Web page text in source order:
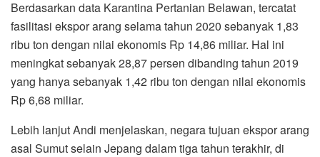
Berdasarkan data Karantina Pertanian Belawan, tercatat
fasilitasi ekspor arang selama tahun 2020 sebanyak 1,83
ribu ton dengan nilai ekonomis Rp 14,86 miliar. Hal ini
meningkat sebanyak 28,87 persen dibanding tahun 2019
yang hanya sebanyak 1,42 ribu ton dengan nilai ekonomis
Rp 6,68 miliar.
Lebih lanjut Andi menjelaskan, negara tujuan ekspor arang
asal Sumut selain Jepang dalam tiga tahun terakhir, di